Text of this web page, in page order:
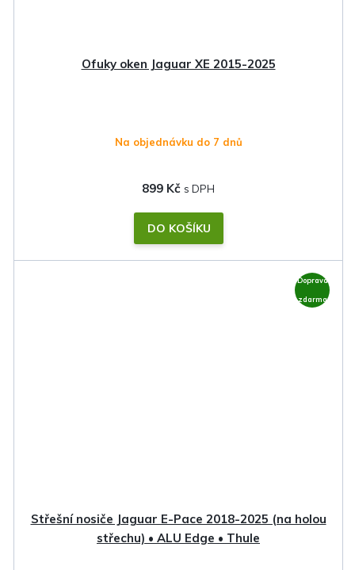
Ofuky oken Jaguar XE 2015-2025
Na objednávku do 7 dnů
899 Kč
DO KOŠÍKU
Doprava
zdarma
Střešní nosiče Jaguar E-Pace 2018-2025 (na holou
střechu) • ALU Edge • Thule